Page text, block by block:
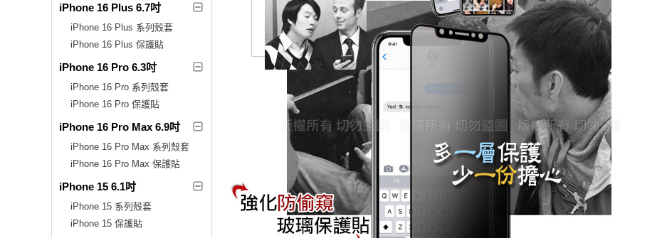
iPhone 16 Plus 6.7吋
iPhone 16 Plus 系列殼套
iPhone 16 Plus 保護貼
iPhone 16 Pro 6.3吋
iPhone 16 Pro 系列殼套
iPhone 16 Pro 保護貼
iPhone 16 Pro Max 6.9吋
iPhone 16 Pro Max 系列殼套
iPhone 16 Pro Max 保護貼
iPhone 15 6.1吋
iPhone 15 系列殼套
iPhone 15 保護貼